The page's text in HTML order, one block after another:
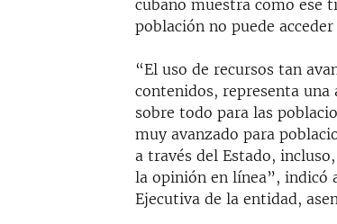
cubano muestra como ese
población no puede acceder
“El uso de recursos tan
contenidos, representa
sobre todo para las
muy avanzado para
a través del Estado,
la opinión en línea”,
Ejecutiva de la entidad,